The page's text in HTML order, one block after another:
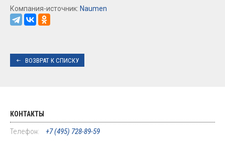
Компания-источник: Naumen
ВОЗВРАТ К СПИСКУ
КОНТАКТЫ
Телефон:
+7 (495) 728-89-59